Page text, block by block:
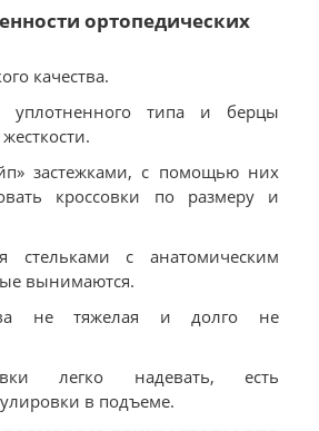
ортопедических
качества.
уплотненного типа и берцы
застежками, с помощью них
кроссовки по размеру и
стельками с анатомическим
вынимаются.
не тяжелая и долго не
легко надевать, есть
в подъеме.